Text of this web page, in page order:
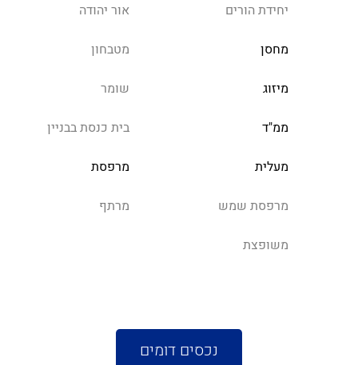
יחידת הורים אור יהודה
מחסן מטבחון
מיזוג שומר
ממ"ד בית כנסת בבניין
מעלית מרפסת
מרפסת שמש מרתף
משופצת
נכסים דומים